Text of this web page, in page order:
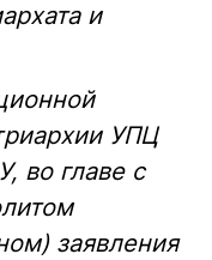
и
УПЦ
во главе с
заявления